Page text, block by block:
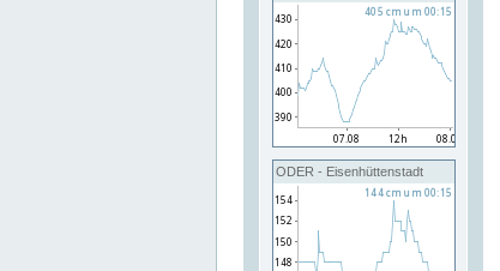
ODER - Eisenhüttenstadt